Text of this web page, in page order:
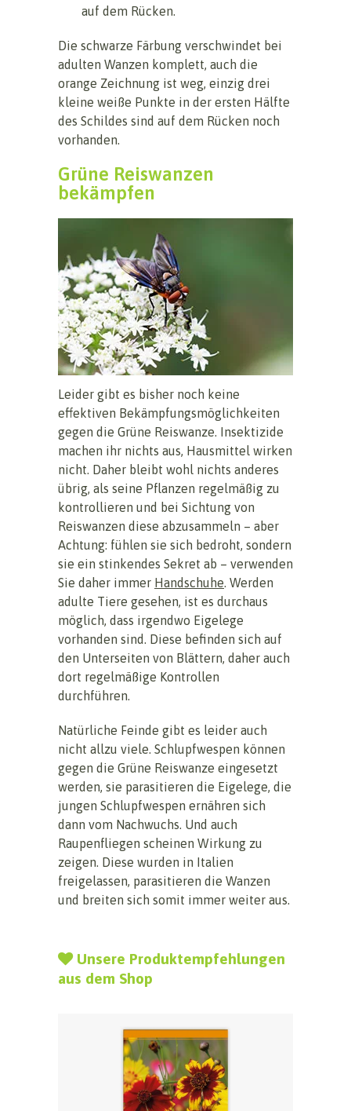
auf dem Rücken.
Die schwarze Färbung verschwindet bei
adulten Wanzen komplett, auch die
orange Zeichnung ist weg, einzig drei
kleine weiße Punkte in der ersten Hälfte
des Schildes sind auf dem Rücken noch
vorhanden.
Grüne Reiswanzen
bekämpfen
Leider gibt es bisher noch keine
effektiven Bekämpfungsmöglichkeiten
gegen die Grüne Reiswanze. Insektizide
machen ihr nichts aus, Hausmittel wirken
nicht. Daher bleibt wohl nichts anderes
übrig, als seine Pflanzen regelmäßig zu
kontrollieren und bei Sichtung von
Reiswanzen diese abzusammeln – aber
Achtung: fühlen sie sich bedroht, sondern
sie ein stinkendes Sekret ab – verwenden
Sie daher immer Handschuhe. Werden
adulte Tiere gesehen, ist es durchaus
möglich, dass irgendwo Eigelege
vorhanden sind. Diese befinden sich auf
den Unterseiten von Blättern, daher auch
dort regelmäßige Kontrollen
durchführen.
Natürliche Feinde gibt es leider auch
nicht allzu viele. Schlupfwespen können
gegen die Grüne Reiswanze eingesetzt
werden, sie parasitieren die Eigelege, die
jungen Schlupfwespen ernähren sich
dann vom Nachwuchs. Und auch
Raupenfliegen scheinen Wirkung zu
zeigen. Diese wurden in Italien
freigelassen, parasitieren die Wanzen
und breiten sich somit immer weiter aus.
Unsere Produktempfehlungen
aus dem Shop